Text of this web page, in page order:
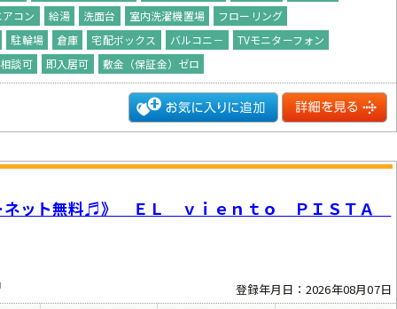
コン
給湯 洗面台 室内洗濯機置場
フローリング
駐輪場
倉庫 宅配ボックス バルコニ－
TVモニターフォン
談可
即入居可 敷金（保証金）ゼロ
ネット無料♬》 ＥＬ ｖｉｅｎｔｏ ＰＩＳＴＡ
登録年月日：2026年08月07日